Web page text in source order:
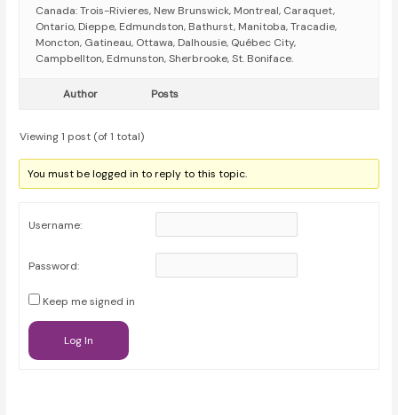
Canada: Trois-Rivieres, New Brunswick, Montreal, Caraquet,
Ontario, Dieppe, Edmundston, Bathurst, Manitoba, Tracadie,
Moncton, Gatineau, Ottawa, Dalhousie, Québec City,
Campbellton, Edmunston, Sherbrooke, St. Boniface.
Author Posts
Viewing 1 post (of 1 total)
You must be logged in to reply to this topic.
Username:
Password:
Keep me signed in
Log In